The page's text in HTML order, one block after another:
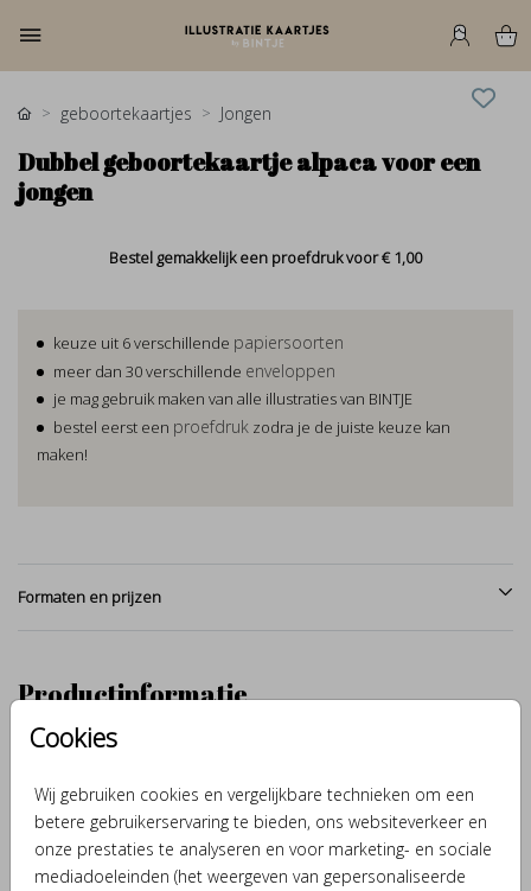
Cookies
Wij gebruiken cookies en vergelijkbare technieken om een
betere gebruikerservaring te bieden, ons websiteverkeer en
onze prestaties te analyseren en voor marketing- en sociale
mediadoeleinden (het weergeven van gepersonaliseerde
geboortekaartjes Jongen
Dubbel geboortekaartje alpaca voor een
jongen
Bestel gemakkelijk een proefdruk voor€ 1,00
keuze uit 6 verschillende papiersoorten
meer dan 30 verschillende enveloppen
je mag gebruik maken van alle illustraties van BINTJE
bestel eerst een proefdruk zodra je de juiste keuze kan
maken!
Formaten en prijzen
Productinformatie
Omschrijving
Schattige alpaca, met de hand getekend en afgewerkt met
aquarel. Maak van dit geboortekaartje door verschillende kleuren
en lettertypes er je eigen ontwerp van.